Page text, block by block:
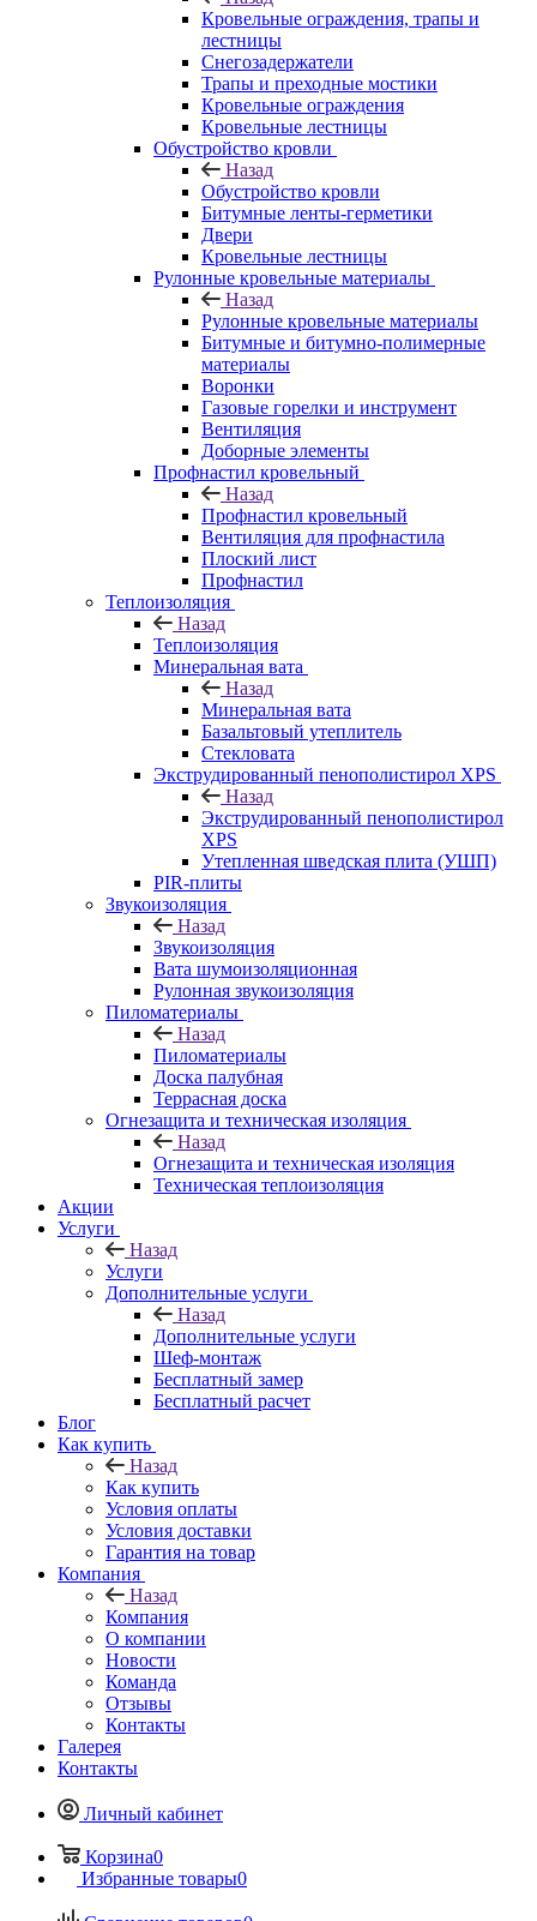
Кровельные ограждения, трапы и
лестницы
Снегозадержатели
Трапы и преходные мостики
Кровельные ограждения
Кровельные лестницы
Обустройство кровли
Назад
Обустройство кровли
Битумные ленты-герметики
Двери
Кровельные лестницы
Рулонные кровельные материалы
Назад
Рулонные кровельные материалы
Битумные и битумно-полимерные
материалы
Воронки
Газовые горелки и инструмент
Вентиляция
Доборные элементы
Профнастил кровельный
Назад
Профнастил кровельный
Вентиляция для профнастила
Плоский лист
Профнастил
Теплоизоляция
Назад
Теплоизоляция
Минеральная вата
Назад
Минеральная вата
Базальтовый утеплитель
Стекловата
Экструдированный пенополистирол XPS
Назад
Экструдированный пенополистирол
XPS
Утепленная шведская плита (УШП)
PIR-плиты
Звукоизоляция
Назад
Звукоизоляция
Вата шумоизоляционная
Рулонная звукоизоляция
Пиломатериалы
Назад
Пиломатериалы
Доска палубная
Террасная доска
Огнезащита и техническая изоляция
Назад
Огнезащита и техническая изоляция
Техническая теплоизоляция
Акции
Услуги
Назад
Услуги
Дополнительные услуги
Назад
Дополнительные услуги
Шеф-монтаж
Бесплатный замер
Бесплатный расчет
Блог
Как купить
Назад
Как купить
Условия оплаты
Условия доставки
Гарантия на товар
Компания
Назад
Компания
О компании
Новости
Команда
Отзывы
Контакты
Галерея
Контакты
Личный кабинет
Корзина0
Избранные товары0